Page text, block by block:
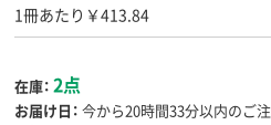
1冊あたり￥413.84
在庫： 2点
お届け日： 今から20時間33分以内のご注